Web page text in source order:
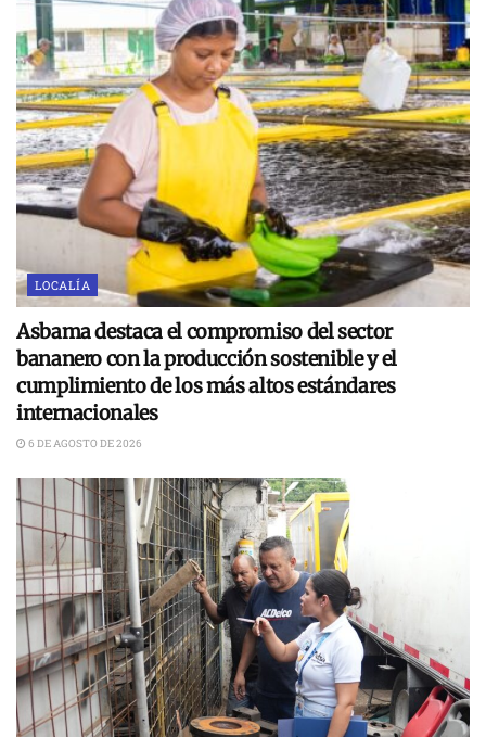
LOCALÍA
Asbama destaca el compromiso del sector
bananero con la producción sostenible y el
cumplimiento de los más altos estándares
internacionales
6 DE AGOSTO DE 2026